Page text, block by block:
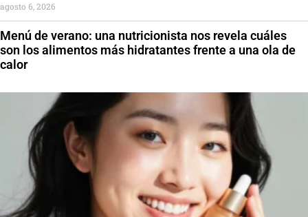
Menú de verano: una nutricionista nos revela cuáles
son los alimentos más hidratantes frente a una ola de
calor
agosto 6, 2026